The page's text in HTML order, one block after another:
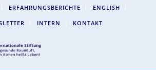
ERFAHRUNGSBERICHTE
ENGLISH
INTERN KONTAKT